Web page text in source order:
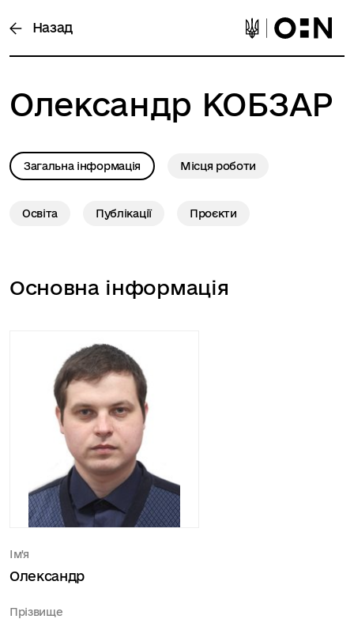
Назад
Олександр КОБЗАР
Загальна інформація Місця роботи
Освіта Публікації Проєкти
Основна інформація
Ім'я
Олександр
Прізвище